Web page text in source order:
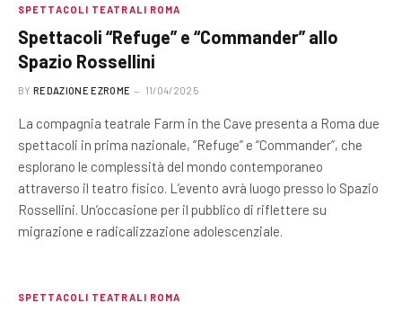
SPETTACOLI TEATRALI ROMA
Spettacoli “Refuge” e “Commander” allo
Spazio Rossellini
BY REDAZIONE EZROME 11/04/2025
La compagnia teatrale Farm in the Cave presenta a Roma due
spettacoli in prima nazionale, “Refuge” e “Commander”, che
esplorano le complessità del mondo contemporaneo
attraverso il teatro fisico. L’evento avrà luogo presso lo Spazio
Rossellini. Un’occasione per il pubblico di riflettere su
migrazione e radicalizzazione adolescenziale.
SPETTACOLI TEATRALI ROMA